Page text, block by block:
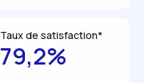
Taux de satisfaction*
79,2%